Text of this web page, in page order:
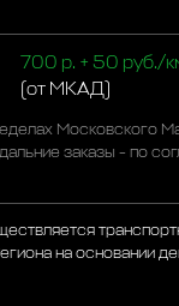
700 р. + 50 руб./
(от МКАД)
Московского
заказы - по
на основании